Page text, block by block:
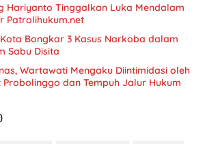
Hariyanto Tinggalkan Luka Mendalam
Patrolihukum.net
Bongkar 3 Kasus Narkoba dalam
Sabu Disita
Wartawati Mengaku Diintimidasi oleh
Probolinggo dan Tempuh Jalur Hukum